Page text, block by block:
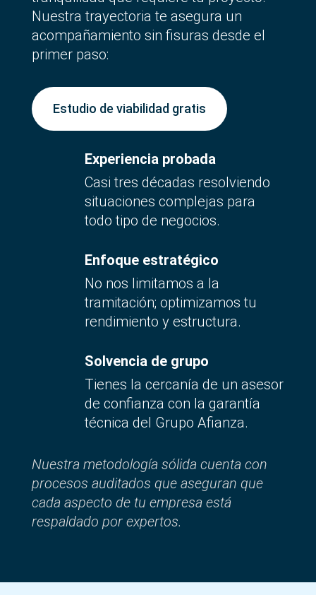
Nuestra trayectoria te asegura un
acompañamiento sin fisuras desde el
primer paso:
Estudio de viabilidad gratis
Experiencia probada
Casi tres décadas resolviendo
situaciones complejas para
todo tipo de negocios.
Enfoque estratégico
No nos limitamos a la
tramitación; optimizamos tu
rendimiento y estructura.
Solvencia de grupo
Tienes la cercanía de un asesor
de confianza con la garantía
técnica del Grupo Afianza.
Nuestra metodología sólida cuenta con
procesos auditados que aseguran que
cada aspecto de tu empresa está
respaldado por expertos.